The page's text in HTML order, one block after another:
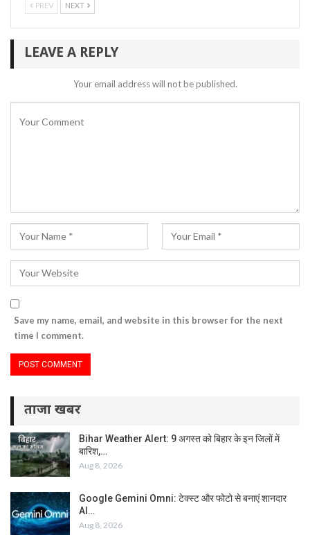
PREV NEXT
LEAVE A REPLY
Your email address will not be published.
Save my name, email, and website in this browser for the next
time I comment.
ताजा खबर
Bihar Weather Alert: 9 अगस्त को बिहार के इन जिलों में
बारिश,…
Aug 8, 2026
Google Gemini Omni: टेक्स्ट और फोटो से बनाएं शानदार
AI…
Aug 8, 2026